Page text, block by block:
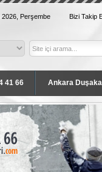
2026, Perşembe Bizi Takip
41 66 Ankara